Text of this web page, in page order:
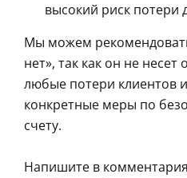
высокий риск потери
Мы можем
нет», так как он не несет
любые потери клиентов
конкретные меры по
счету.
Напишите в